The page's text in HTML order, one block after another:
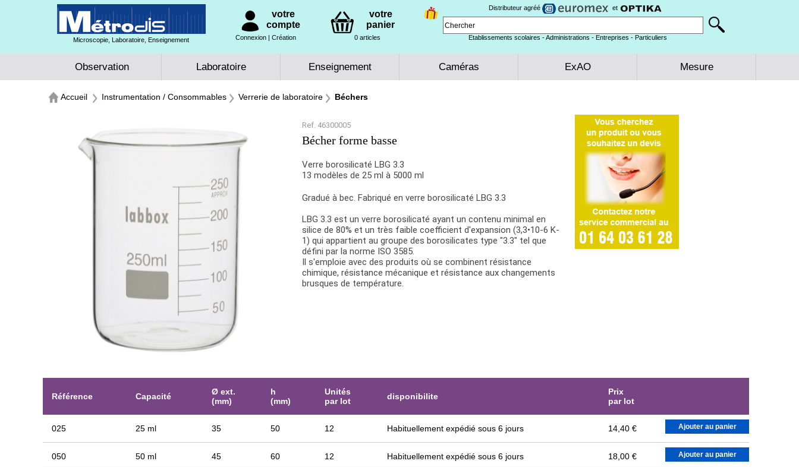
Microscopie, Laboratoire, Enseignement
votre
compte
Connexion | Création
votre
panier
0 articles
Distributeur agréé et
Etablissements scolaires - Administrations - Entreprises - Particuliers
Observation Laboratoire Enseignement Caméras ExAO Mesure
Accueil Instrumentation / Consommables Verrerie de laboratoire Béchers
Ref. 46300005
Bécher forme basse
Verre borosilicaté LBG 3.3
13 modèles de 25 ml à 5000 ml
Gradué à bec. Fabriqué en verre borosilicaté LBG 3.3
LBG 3.3 est un verre borosilicaté ayant un contenu minimal en
silice de 80% et un très faible coefficient d'expansion (3,3•10-6 K-
1) qui appartient au groupe des borosilicates type "3.3" tel que
défini par la norme ISO 3585.
Il s'emploie avec des produits où se combinent résistance
chimique, résistance mécanique et résistance aux changements
brusques de température.
Référence Capacité
Ø ext.
(mm)
h
(mm)
Unités
par lot
disponibilite
Prix
par lot
025 25 ml 35 50 12 Habituellement expédié sous 6 jours 14,40 € Ajouter au panier
050 50 ml 45 60 12 Habituellement expédié sous 6 jours 18,00 € Ajouter au panier